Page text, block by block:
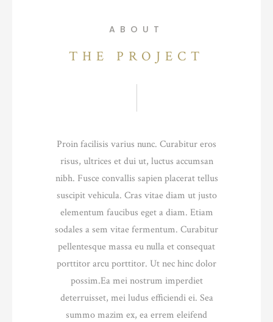
ABOUT
THE PROJECT
Proin facilisis varius nunc. Curabitur eros
risus, ultrices et dui ut, luctus accumsan
nibh. Fusce convallis sapien placerat tellus
suscipit vehicula. Cras vitae diam ut justo
elementum faucibus eget a diam. Etiam
sodales a sem vitae fermentum. Curabitur
pellentesque massa eu nulla et consequat
porttitor arcu porttitor. Ut nec hinc dolor
possim.Ea mei nostrum imperdiet
deterruisset, mei ludus efficiendi ei. Sea
summo mazim ex, ea errem eleifend